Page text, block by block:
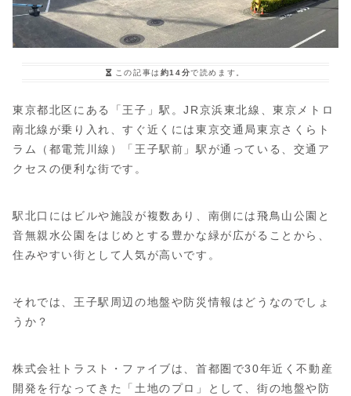
この記事は 約14分で読めます。
東京都北区にある「王子」駅。JR京浜東北線、東京メトロ
南北線が乗り入れ、すぐ近くには東京交通局東京さくらト
ラム（都電荒川線）「王子駅前」駅が通っている、交通ア
クセスの便利な街です。
駅北口にはビルや施設が複数あり、南側には飛鳥山公園と
音無親水公園をはじめとする豊かな緑が広がることから、
住みやすい街として人気が高いです。
それでは、王子駅周辺の地盤や防災情報はどうなのでしょ
うか？
株式会社トラスト・ファイブは、首都圏で30年近く不動産
開発を行なってきた「土地のプロ」として、街の地盤や防